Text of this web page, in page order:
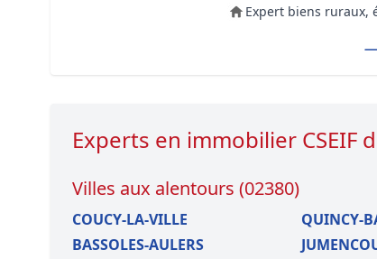
Expert biens ruraux,
Experts en immobilier CSEIF
Villes aux alentours (02380)
COUCY-LA-VILLE QUINCY-
BASSOLES-AULERS